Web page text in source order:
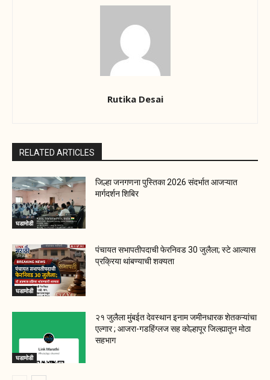
Rutika Desai
RELATED ARTICLES
घडामोडी
जिल्हा जनगणना पुस्तिका 2026 संदर्भात आजऱ्यात
मार्गदर्शन शिबिर
घडामोडी
पंचायत सभापतीपदाची फेरनिवड 30 जुलैला; स्टे आल्यास
प्रक्रिया थांबण्याची शक्यता
घडामोडी
२१ जुलैला मुंबईत देवस्थान इनाम जमीनधारक शेतकऱ्यांचा
एल्गार ; आजरा-गडहिंग्लज सह कोल्हापूर जिल्ह्यातून मोठा
सहभाग